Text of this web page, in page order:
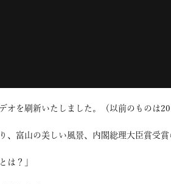
オを刷新いたしました。（以前のものは
、富山の美しい風景、内閣総理大臣賞受賞
は？」